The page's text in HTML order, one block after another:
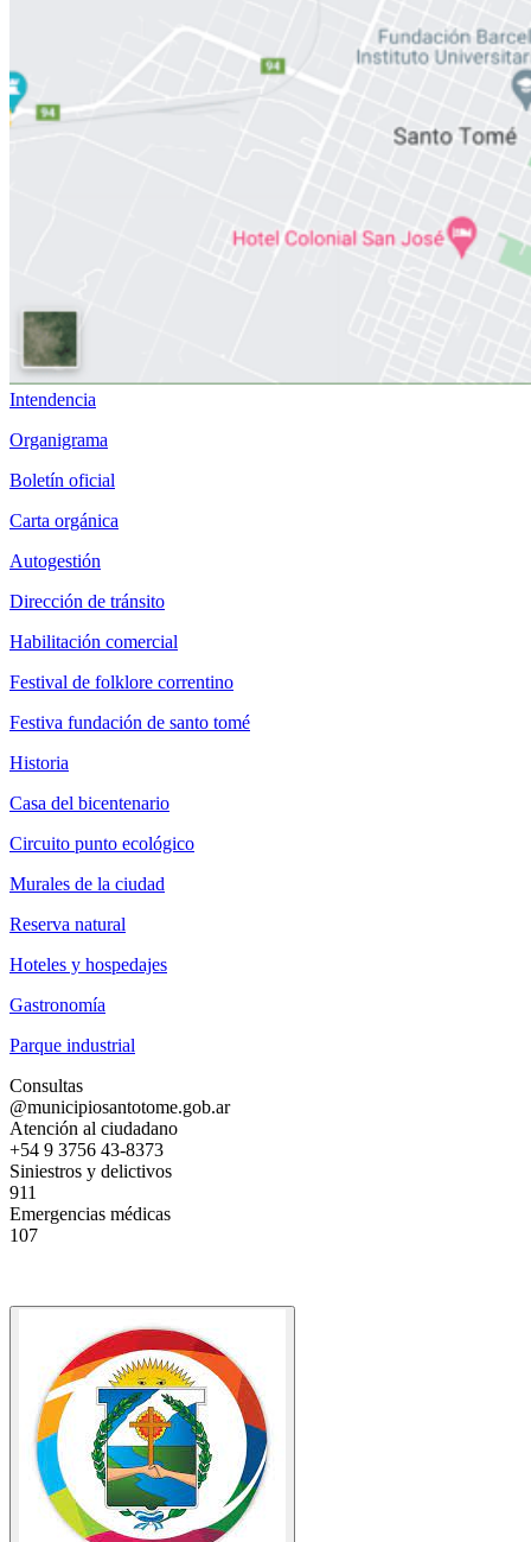
Intendencia
Organigrama
Boletín oficial
Carta orgánica
Autogestión
Dirección de tránsito
Habilitación comercial
Festival de folklore correntino
Festiva fundación de santo tomé
Historia
Casa del bicentenario
Circuito punto ecológico
Murales de la ciudad
Reserva natural
Hoteles y hospedajes
Gastronomía
Parque industrial
Consultas
@municipiosantotome.gob.ar
Atención al ciudadano
+54 9 3756 43-8373
Siniestros y delictivos
911
Emergencias médicas
107